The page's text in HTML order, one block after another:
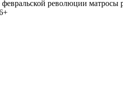
революции матросы